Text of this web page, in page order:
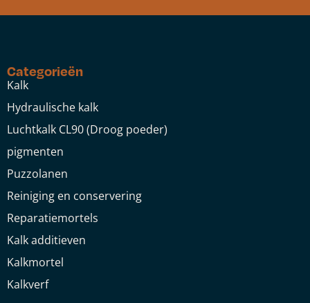
Categorieën
Kalk
Hydraulische kalk
Luchtkalk CL90 (Droog poeder)
pigmenten
Puzzolanen
Reiniging en conservering
Reparatiemortels
Kalk additieven
Kalkmortel
Kalkverf